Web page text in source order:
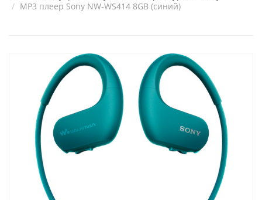
MP3 плеер Sony NW-WS414 8GB (синий)